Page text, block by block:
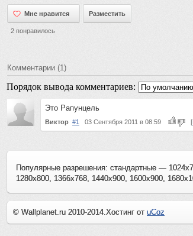
Мне нравится
Мне нравится Разместить
2 понравилось
Комментарии (1)
Порядок вывода комментариев:
Это Рапунцель
Виктор #1 03 Сентября 2011 в 08:59 [
Популярные разрешения: стандартные —
1280x800, 1366x768, 1440x900, 1600x900,
© Wallplanet.ru 2010-2014.Хостинг от uCoz